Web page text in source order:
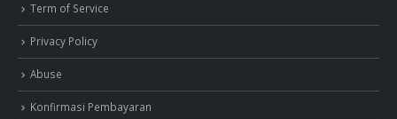
Term of Service
Privacy Policy
Abuse
Konfirmasi Pembayaran